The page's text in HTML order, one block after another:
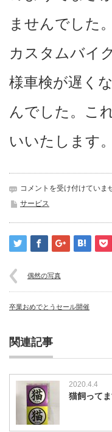
ませんでした
カスタムバイ
様車検が遅く
んでした。こ
いいたします。
車
検
～
す
は
コメントを受け付けていま
サービス
偶然の写真
卒業おめでとうセール開催
関連記事
2020.4.4
猫飼って